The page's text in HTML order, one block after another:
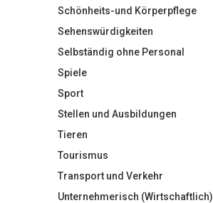
Schönheits-und Körperpflege
Sehenswürdigkeiten
Selbständig ohne Personal
Spiele
Sport
Stellen und Ausbildungen
Tieren
Tourismus
Transport und Verkehr
Unternehmerisch (Wirtschaftlich)